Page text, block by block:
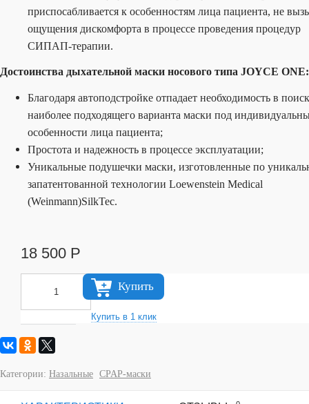
приспосабливается к особенностям лица пациента, не
ощущения дискомфорта в процессе проведения процедур
СИПАП-терапии.
Достоинства дыхательной маски носового типа JOYCE ONE:
Благодаря автоподстройке отпадает необходимость в
наиболее подходящего варианта маски под
особенности лица пациента;
Простота и надежность в процессе эксплуатации;
Уникальные подушечки маски, изготовленные по
запатентованной технологии Loewenstein Medical
(Weinmann)SilkTec.
18 500 Р
Купить
Категории: Назальные CPAP-маски